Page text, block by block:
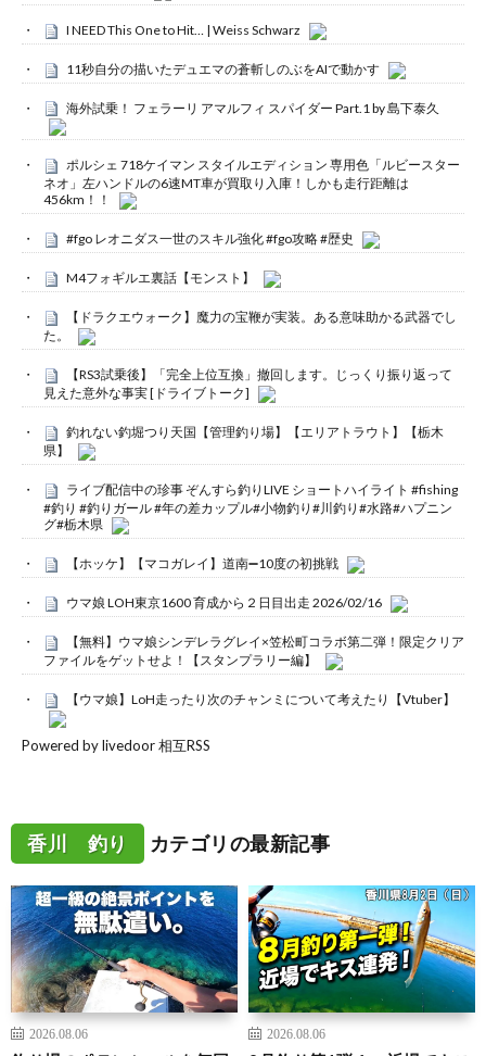
I NEED This One to Hit… | Weiss Schwarz
11秒自分の描いたデュエマの蒼斬しのぶをAIで動かす
海外試乗！ フェラーリ アマルフィ スパイダー Part.1 by 島下泰久
ポルシェ 718ケイマン スタイルエディション 専用色「ルビースター
ネオ」左ハンドルの6速MT車が買取り入庫！しかも走行距離は
456km！！
#fgo レオニダス一世のスキル強化 #fgo攻略 #歴史
M4フォギルエ裏話【モンスト】
【ドラクエウォーク】魔力の宝鞭が実装。ある意味助かる武器でし
た。
【RS3試乗後】「完全上位互換」撤回します。じっくり振り返って
見えた意外な事実 [ドライブトーク]
釣れない釣堀つり天国【管理釣り場】【エリアトラウト】【栃木
県】
ライブ配信中の珍事 ぞんすら釣りLIVE ショートハイライト #fishing
#釣り #釣りガール #年の差カップル#小物釣り#川釣り#水路#ハプニン
グ#栃木県
【ホッケ】【マコガレイ】道南➖10度の初挑戦
ウマ娘 LOH東京1600 育成から２日目出走 2026/02/16
【無料】ウマ娘シンデレラグレイ×笠松町コラボ第二弾！限定クリア
ファイルをゲットせよ！【スタンプラリー編】
【ウマ娘】LoH走ったり次のチャンミについて考えたり【Vtuber】
Powered by livedoor 相互RSS
香川 釣り カテゴリの最新記事
2026.08.06 2026.08.06